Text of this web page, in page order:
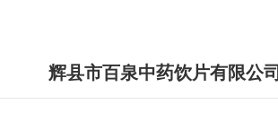
辉县市百泉中药饮片有限公司